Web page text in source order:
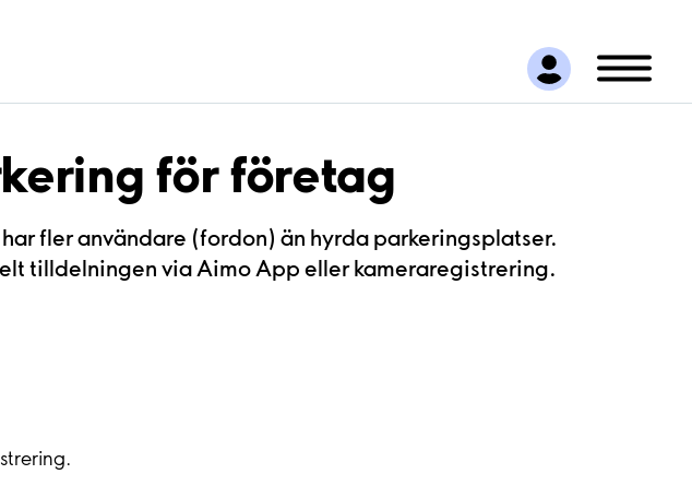
för företag
fler användare (fordon) än hyrda parkeringsplatser.
tilldelningen via Aimo App eller kameraregistrering.